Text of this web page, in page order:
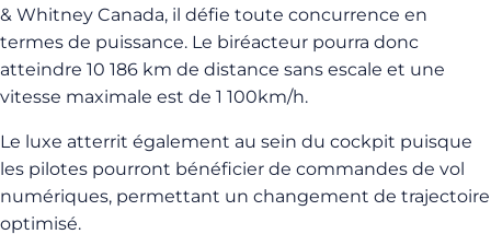
& Whitney Canada, il défie toute concurrence en
termes de puissance. Le biréacteur pourra donc
atteindre 10 186 km de distance sans escale et une
vitesse maximale est de 1 100km/h.
Le luxe atterrit également au sein du cockpit puisque
les pilotes pourront bénéficier de commandes de vol
numériques, permettant un changement de trajectoire
optimisé.